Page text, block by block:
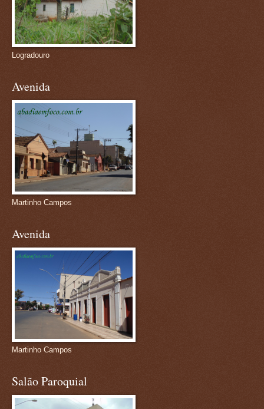
Logradouro
Avenida
Martinho Campos
Avenida
Martinho Campos
Salão Paroquial